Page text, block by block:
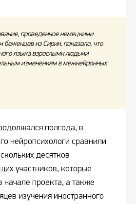
проведенное немецкими
беженцев из Сирии, показало, что
языка взрослыми людьми
изменениям в межнейронных
полгода, в
нейропсихологи сравнили
десятков
участников, которые
проекта, а также
изучения иностранного